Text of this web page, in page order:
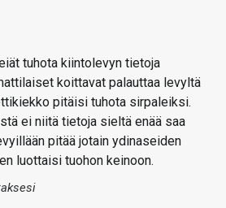
tuhota kiintolevyn tietoja
koittavat palauttaa levyltä
pitäisi tuhota sirpaleiksi.
ei niitä tietoja sieltä enää saa
pitää jotain ydinaseiden
luottaisi tuohon keinoon.